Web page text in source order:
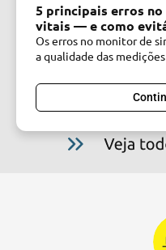
5 principais erros
vitais — e como
Os erros no monitor de
a qualidade das